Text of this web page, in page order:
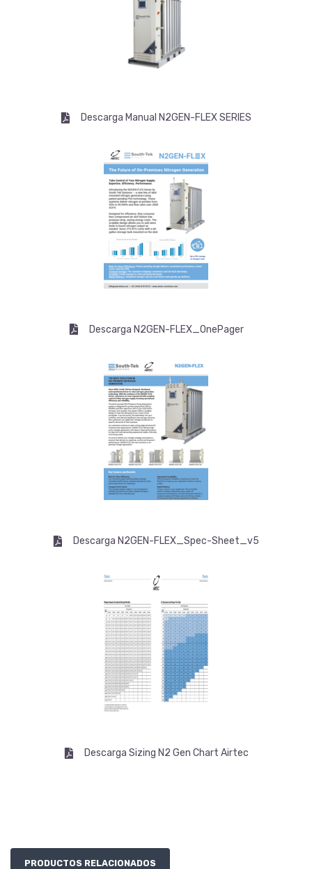
Descarga Manual N2GEN-FLEX SERIES
Descarga N2GEN-FLEX_OnePager
Descarga N2GEN-FLEX_Spec-Sheet_v5
Descarga Sizing N2 Gen Chart Airtec
PRODUCTOS RELACIONADOS